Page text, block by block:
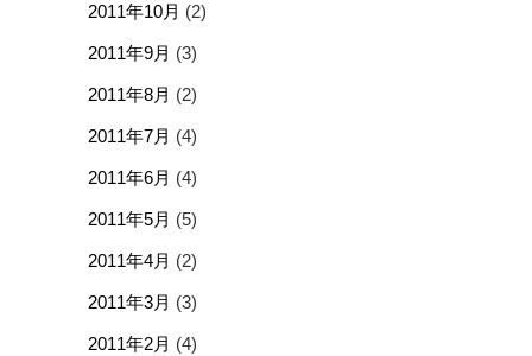
2011年10月 (2)
2011年9月 (3)
2011年8月 (2)
2011年7月 (4)
2011年6月 (4)
2011年5月 (5)
2011年4月 (2)
2011年3月 (3)
2011年2月 (4)